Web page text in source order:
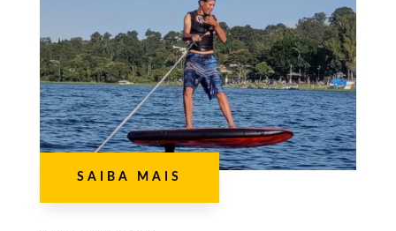
SAIBA MAIS